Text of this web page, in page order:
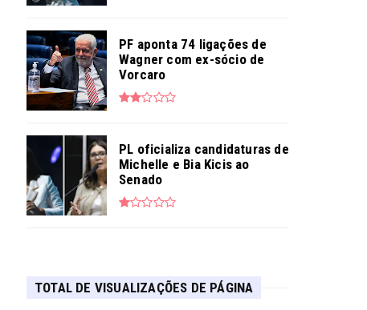
PF aponta 74 ligações de
Wagner com ex-sócio de
Vorcaro
PL oficializa candidaturas de
Michelle e Bia Kicis ao
Senado
TOTAL DE VISUALIZAÇÕES DE PÁGINA